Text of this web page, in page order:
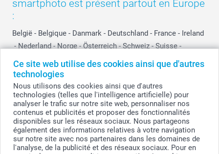
Ce site web utilise des cookies ainsi que d'autres
technologies
Nous utilisons des cookies ainsi que d'autres
technologies (telles que l'intelligence artificielle) pour
analyser le trafic sur notre site web, personnaliser nos
contenus et publicités et proposer des fonctionnalités
disponibles sur les réseaux sociaux. Nous partageons
également des informations relatives à votre navigation
sur notre site avec nos partenaires dans les domaines de
l'analyse, de la publicité et des réseaux sociaux. Pour en
smartphoto est présent partout en Europe
:
België - Belgique - Danmark - Deutschland - France - Ireland
- Nederland - Norge - Österreich - Schweiz - Suisse -
Switzerland
Suomi Sverige United Kingdom
Other Countries
© smartphoto group. Tous droits réservés
Tous les prix sont en francs suisses (CHF), TVA incluse et hors frais de port.